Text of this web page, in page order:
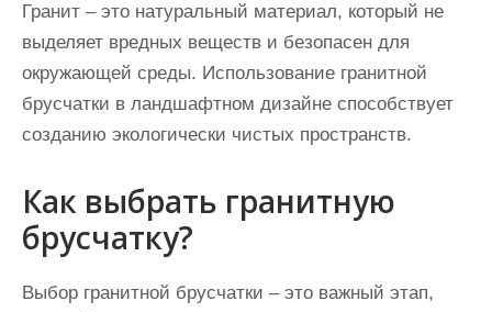
Гранит – это натуральный материал, который не
выделяет вредных веществ и безопасен для
окружающей среды. Использование гранитной
брусчатки в ландшафтном дизайне способствует
созданию экологически чистых пространств.
Как выбрать гранитную
брусчатку?
Выбор гранитной брусчатки – это важный этап,